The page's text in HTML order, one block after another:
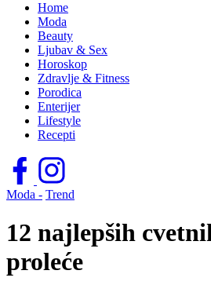
Home
Moda
Beauty
Ljubav & Sex
Horoskop
Zdravlje & Fitness
Porodica
Enterijer
Lifestyle
Recepti
Moda - Trend
12 najlepših
proleće